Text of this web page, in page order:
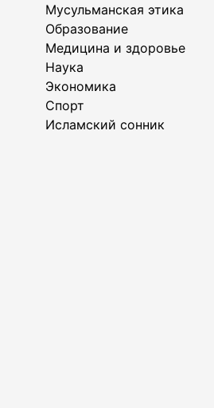
Мусульманская этика
Образование
Медицина и здоровье
Наука
Экономика
Спорт
Исламский сонник